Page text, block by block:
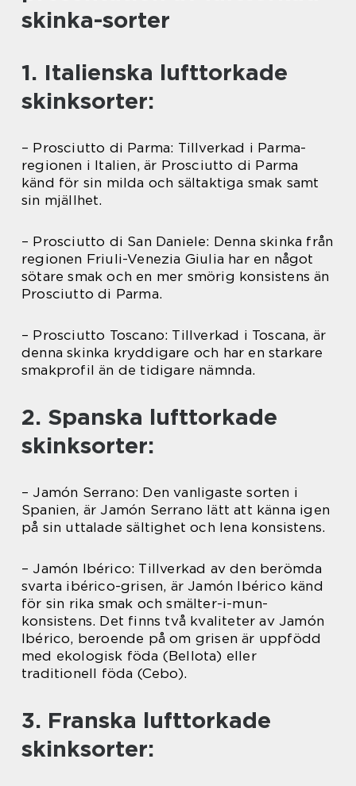
skinka-sorter
1. Italienska lufttorkade
skinksorter:
– Prosciutto di Parma: Tillverkad i Parma-
regionen i Italien, är Prosciutto di Parma
känd för sin milda och sältaktiga smak samt
sin mjällhet.
– Prosciutto di San Daniele: Denna skinka från
regionen Friuli-Venezia Giulia har en något
sötare smak och en mer smörig konsistens än
Prosciutto di Parma.
– Prosciutto Toscano: Tillverkad i Toscana, är
denna skinka kryddigare och har en starkare
smakprofil än de tidigare nämnda.
2. Spanska lufttorkade
skinksorter:
– Jamón Serrano: Den vanligaste sorten i
Spanien, är Jamón Serrano lätt att känna igen
på sin uttalade sältighet och lena konsistens.
– Jamón Ibérico: Tillverkad av den berömda
svarta ibérico-grisen, är Jamón Ibérico känd
för sin rika smak och smälter-i-mun-
konsistens. Det finns två kvaliteter av Jamón
Ibérico, beroende på om grisen är uppfödd
med ekologisk föda (Bellota) eller
traditionell föda (Cebo).
3. Franska lufttorkade
skinksorter: